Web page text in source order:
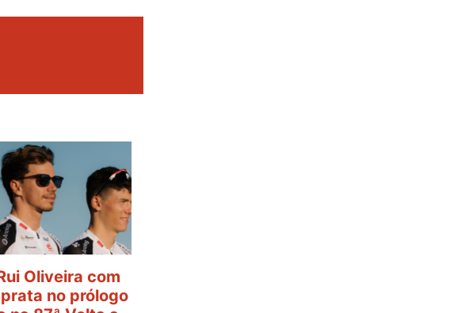
Oliveira com
no prólogo